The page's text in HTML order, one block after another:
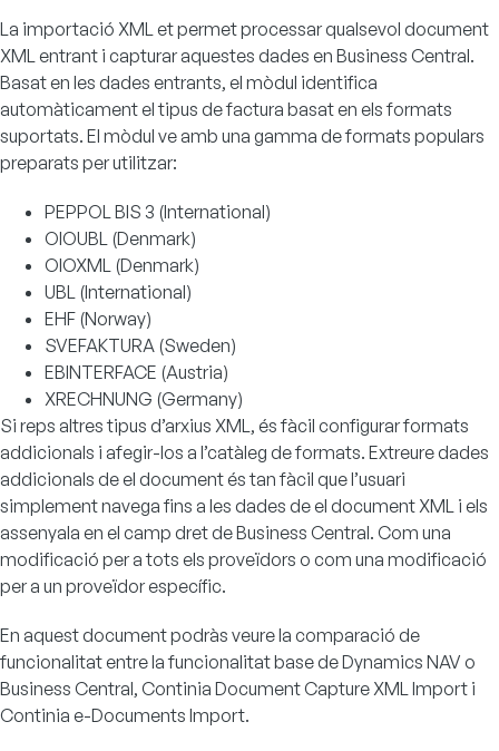
La importació XML et permet processar qualsevol document
XML entrant i capturar aquestes dades en Business Central.
Basat en les dades entrants, el mòdul identifica
automàticament el tipus de factura basat en els formats
suportats. El mòdul ve amb una gamma de formats populars
preparats per utilitzar:
PEPPOL BIS 3 (International)
OIOUBL (Denmark)
OIOXML (Denmark)
UBL (International)
EHF (Norway)
SVEFAKTURA (Sweden)
EBINTERFACE (Austria)
XRECHNUNG (Germany)
Si reps altres tipus d’arxius XML, és fàcil configurar formats
addicionals i afegir-los a l’catàleg de formats. Extreure dades
addicionals de el document és tan fàcil que l’usuari
simplement navega fins a les dades de el document XML i els
assenyala en el camp dret de Business Central. Com una
modificació per a tots els proveïdors o com una modificació
per a un proveïdor específic.
En aquestdocumentpodràs veure la comparació de
funcionalitat entre la funcionalitat base de Dynamics NAV o
Business Central, Continia Document Capture XML Import i
Continia e-Documents Import.